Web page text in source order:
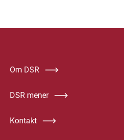
Om DSR
DSR mener
Kontakt